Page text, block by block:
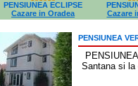
PENSIUNEA ECLIPSE
Cazare in Oradea
Cazare
PENSIUNEA
Santana si la